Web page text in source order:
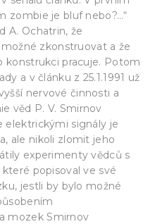
zombie je bluf nebo?…“
A. Ochatrin, že
zkonstruovat a že
konstrukci pracuje. Potom
a v článku z 25.1.1991 už
nervové činnosti a
věd P. V. Smirnov
elektrickými signály je
ale nikoli zlomit jeho
experimenty vědců s
popisoval ve své
jestli by bylo možné
mozek Smirnov